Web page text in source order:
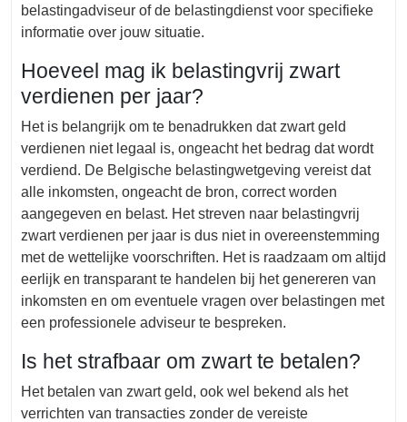
belastingadviseur of de belastingdienst voor specifieke
informatie over jouw situatie.
Hoeveel mag ik belastingvrij zwart
verdienen per jaar?
Het is belangrijk om te benadrukken dat zwart geld
verdienen niet legaal is, ongeacht het bedrag dat wordt
verdiend. De Belgische belastingwetgeving vereist dat
alle inkomsten, ongeacht de bron, correct worden
aangegeven en belast. Het streven naar belastingvrij
zwart verdienen per jaar is dus niet in overeenstemming
met de wettelijke voorschriften. Het is raadzaam om altijd
eerlijk en transparant te handelen bij het genereren van
inkomsten en om eventuele vragen over belastingen met
een professionele adviseur te bespreken.
Is het strafbaar om zwart te betalen?
Het betalen van zwart geld, ook wel bekend als het
verrichten van transacties zonder de vereiste